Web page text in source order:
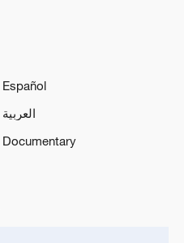
Español
العربية
Documentary